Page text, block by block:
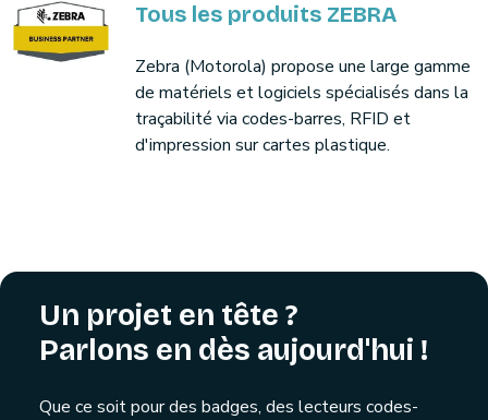
Tous les produits ZEBRA
Zebra (Motorola) propose une large gamme
de matériels et logiciels spécialisés dans la
traçabilité via codes-barres, RFID et
d'impression sur cartes plastique.
Un projet en tête ?
Parlons en dès aujourd'hui !
Que ce soit pour des badges, des lecteurs codes-